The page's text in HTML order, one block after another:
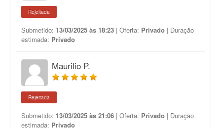
Rejeitada
Submetido: 13/03/2025 às 18:23 | Oferta: Privado | Duração
estimada: Privado
Maurilio P.
Rejeitada
Submetido: 13/03/2025 às 21:06 | Oferta: Privado | Duração
estimada: Privado